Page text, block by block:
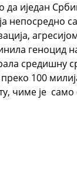
да иједан
непосредно
геноцид
средишну
100
чиме је